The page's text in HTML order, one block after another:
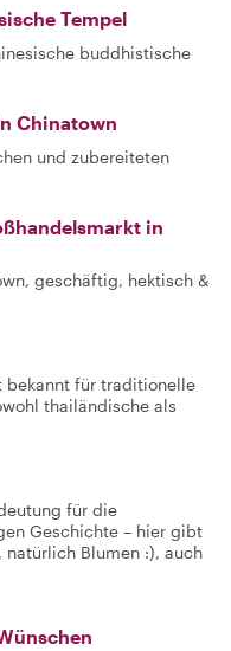
Tempel
buddhistische
Chinatown
und zubereiteten
in
geschäftig, hektisch &
bekannt für traditionelle
thailändische als
für die
Geschichte – hier gibt
Blumen :), auch